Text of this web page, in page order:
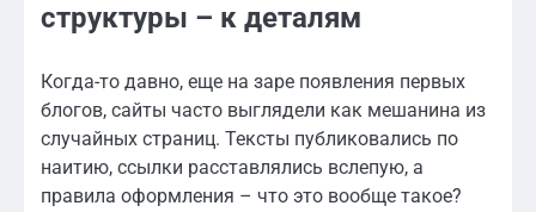
структуры – к деталям
Когда-то давно, еще на заре появления первых
блогов, сайты часто выглядели как мешанина из
случайных страниц. Тексты публиковались по
наитию, ссылки расставлялись вслепую, а
правила оформления – что это вообще такое?